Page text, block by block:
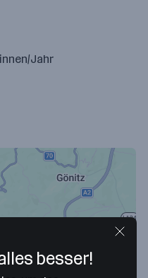
Jahr
besser!